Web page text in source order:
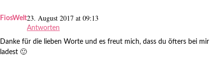
FiosWelt23. August 2017 at 09:13
Antworten
Danke für die lieben Worte und es freut mich, dass du öfters bei mir
ladest 🙂